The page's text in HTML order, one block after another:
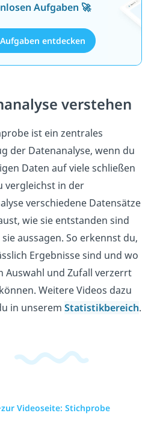
Aufgaben 🚀
Aufgaben entdecken
verstehen
ist ein zentrales
der Datenanalyse, wenn du
Daten auf viele schließen
vergleichst in der
verschiedene Datensätze
wie sie entstanden sind
aussagen. So erkennst du,
Ergebnisse sind und wo
Auswahl und Zufall verzerrt
Weitere Videos dazu
in unserem Statistikbereich.
zur Videoseite: Stichprobe